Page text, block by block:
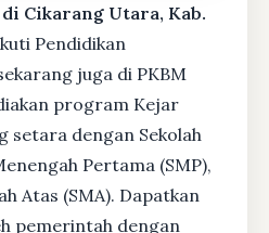
Cikarang Utara, Kab.
Pendidikan
juga di PKBM
program Kejar
setara dengan Sekolah
Pertama (SMP),
Atas (SMA). Dapatkan
pemerintah dengan